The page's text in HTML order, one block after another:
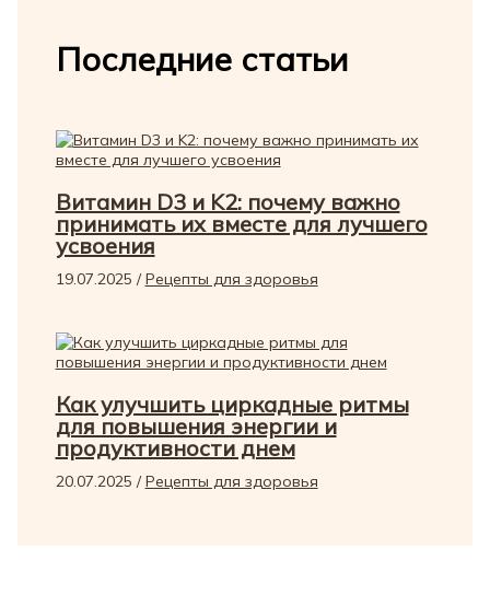
Последние статьи
Витамин D3 и K2: почему важно
принимать их вместе для лучшего
усвоения
19.07.2025 /Рецепты для здоровья
Как улучшить циркадные ритмы
для повышения энергии и
продуктивности днем
20.07.2025 /Рецепты для здоровья